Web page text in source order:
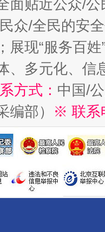
面贴近公众/
众/全民的安
展现“服务百
、多元化、信
方式： 中国/
编部）
※ 联系